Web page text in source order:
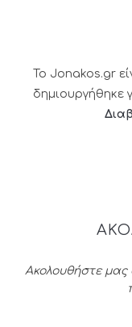
Το Jonakos.gr
δημιουργήθηκε
Ακολουθήστε μας